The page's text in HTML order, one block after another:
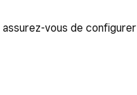
vous de configurer